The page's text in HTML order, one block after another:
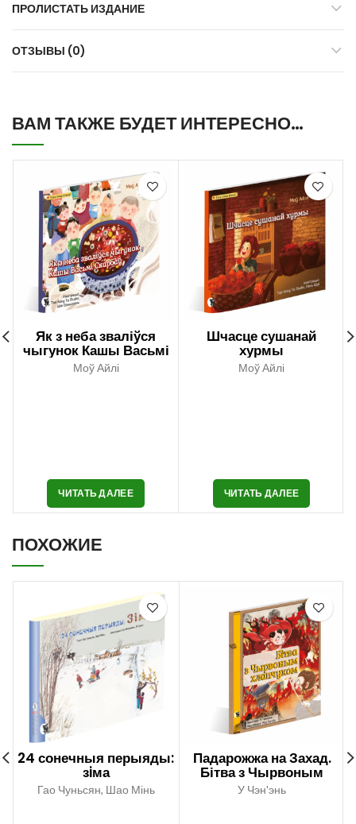
ПРОЛИСТАТЬ ИЗДАНИЕ
ОТЗЫВЫ (0)
ВАМ ТАКЖЕ БУДЕТ ИНТЕРЕСНО…
Як з неба зваліўся
чыгунок Кашы Васьмі
Скарбаў
Моў Айлі
ЧИТАТЬ ДАЛЕЕ
Шчасце сушанай
хурмы
Моў Айлі
ЧИТАТЬ ДАЛЕЕ
ПОХОЖИЕ
24 сонечныя перыяды:
зiма
Гао Чуньсян, Шао Мінь
Падарожжа на Захад.
Бітва з Чырвоным
хлапчуком
У Чэн'энь